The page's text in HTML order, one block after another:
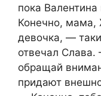
пока
Конечно, мама,
девочка, —
отвечал
обращай
придают